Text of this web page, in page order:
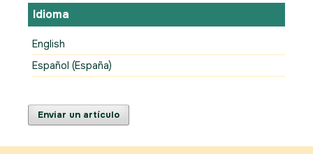
Idioma
English
Español (España)
Enviar un artículo